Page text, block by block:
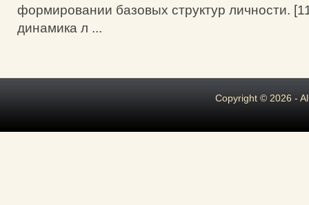
формировании базовых структур личности.
динамика л ...
Copyright © 2026 -